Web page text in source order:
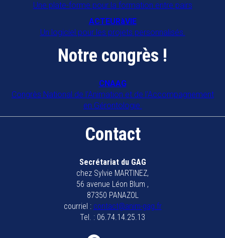
Une plate-forme pour la formation entre pairs
ACTEURàVIE
Un logiciel pour les projets personnalisés.
Notre congrès !
CNAAG
Congrès National de l'Animation et de l'Accompagnement
en Gérontologie.
Contact
Secrétariat du GAG
chez Sylvie MARTINEZ,
56 avenue Léon Blum ,
87350 PANAZOL
courriel : contact@anim-gag.fr
Tel. : 06.74.14.25.13